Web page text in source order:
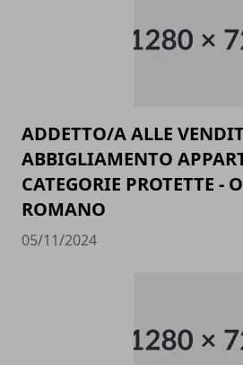
ADDETTO/A ALLE
ABBIGLIAMENTO
CATEGORIE PROTETTE -
ROMANO
05/11/2024